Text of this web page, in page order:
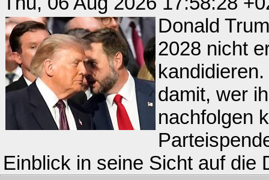
Donald
2028 nicht
damit, wer
nachfolgen
Einblick in seine Sicht auf die